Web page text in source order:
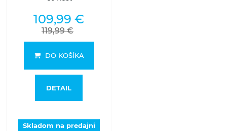
109,99 €
119,99 €
DO KOŠÍKA
DETAIL
Skladom na predajni